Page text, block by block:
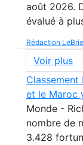
août 2026.
évalué à
Rédaction
Voir plus
et le Maroc
Monde -
nombre de
3.428